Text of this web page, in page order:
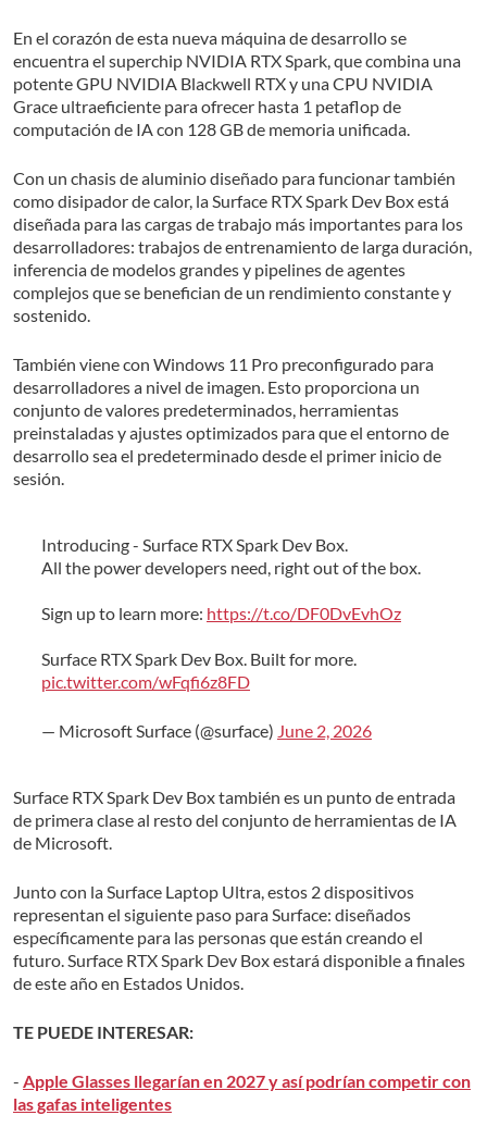
En el corazón de esta nueva máquina de desarrollo se
encuentra el superchip NVIDIA RTX Spark, que combina una
potente GPU NVIDIA Blackwell RTX y una CPU NVIDIA
Grace ultraeficiente para ofrecer hasta 1 petaflop de
computación de IA con 128 GB de memoria unificada.
Con un chasis de aluminio diseñado para funcionar también
como disipador de calor, la Surface RTX Spark Dev Box está
diseñada para las cargas de trabajo más importantes para los
desarrolladores: trabajos de entrenamiento de larga duración,
inferencia de modelos grandes y pipelines de agentes
complejos que se benefician de un rendimiento constante y
sostenido.
También viene con Windows 11 Pro preconfigurado para
desarrolladores a nivel de imagen. Esto proporciona un
conjunto de valores predeterminados, herramientas
preinstaladas y ajustes optimizados para que el entorno de
desarrollo sea el predeterminado desde el primer inicio de
sesión.
Introducing - Surface RTX Spark Dev Box.
All the power developers need, right out of the box.
Sign up to learn more: https://t.co/DF0DvEvhOz
Surface RTX Spark Dev Box. Built for more.
pic.twitter.com/wFqfi6z8FD
— Microsoft Surface (@surface) June 2, 2026
Surface RTX Spark Dev Box también es un punto de entrada
de primera clase al resto del conjunto de herramientas de IA
de Microsoft.
Junto con la Surface Laptop Ultra, estos 2 dispositivos
representan el siguiente paso para Surface: diseñados
específicamente para las personas que están creando el
futuro. Surface RTX Spark Dev Box estará disponible a finales
de este año en Estados Unidos.
TE PUEDE INTERESAR:
- Apple Glasses llegarían en 2027 y así podrían competir con
las gafas inteligentes